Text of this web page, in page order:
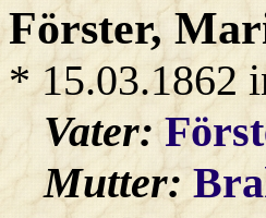
Förster,
* 15.03.1862
Vater:
Mutter: